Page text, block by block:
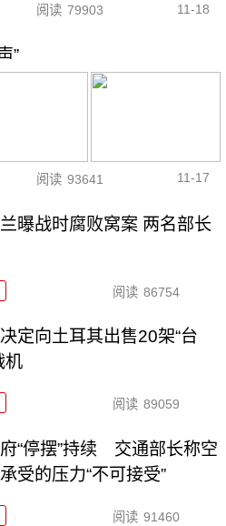
阅读 79903 11-18
”
阅读 93641 11-17
曝战时腐败窝案 两名部长
阅读 86754
定向土耳其出售20架“台
机
阅读 89059
“停摆”持续 交通部长称空
受的压力“不可接受”
阅读 91460